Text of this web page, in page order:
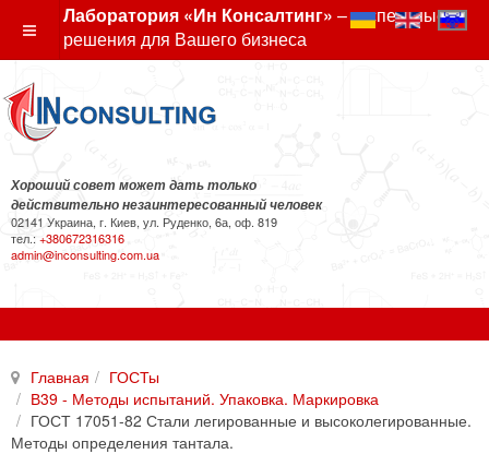
Лаборатория «Ин Консалтинг» – экспертные
решения для Вашего бизнеса
Хороший совет может дать только
действительно незаинтересованный человек
02141 Украина, г. Киев, ул. Руденко, 6а, оф. 819
тел.: +380672316316
admin@inconsulting.com.ua
Главная
ГОСТы
В39 - Методы испытаний. Упаковка. Маркировка
ГОСТ 17051-82 Стали легированные и высоколегированные.
Методы определения тантала.